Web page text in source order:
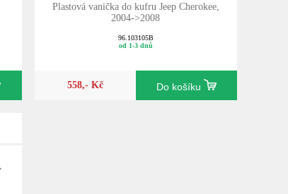
Plastová vanička do kufru Jeep Cherokee,
2004->2008
96.103105B
od 1-3 dnů
558,- Kč Do košíku